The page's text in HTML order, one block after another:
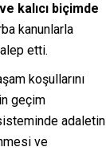
kalıcı biçimde
kanunlarla
etti.
koşullarını
geçim
adaletin
ve